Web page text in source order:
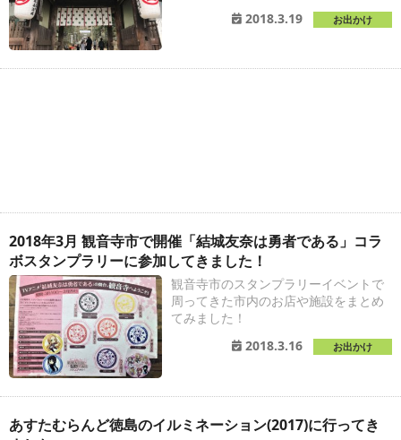
2018.3.19
お出かけ
2018年3月 観音寺市で開催「結城友奈は勇者である」コラ
ボスタンプラリーに参加してきました！
観音寺市のスタンプラリーイベントで
周ってきた市内のお店や施設をまとめ
てみました！
2018.3.16
お出かけ
あすたむらんど徳島のイルミネーション(2017)に行ってき